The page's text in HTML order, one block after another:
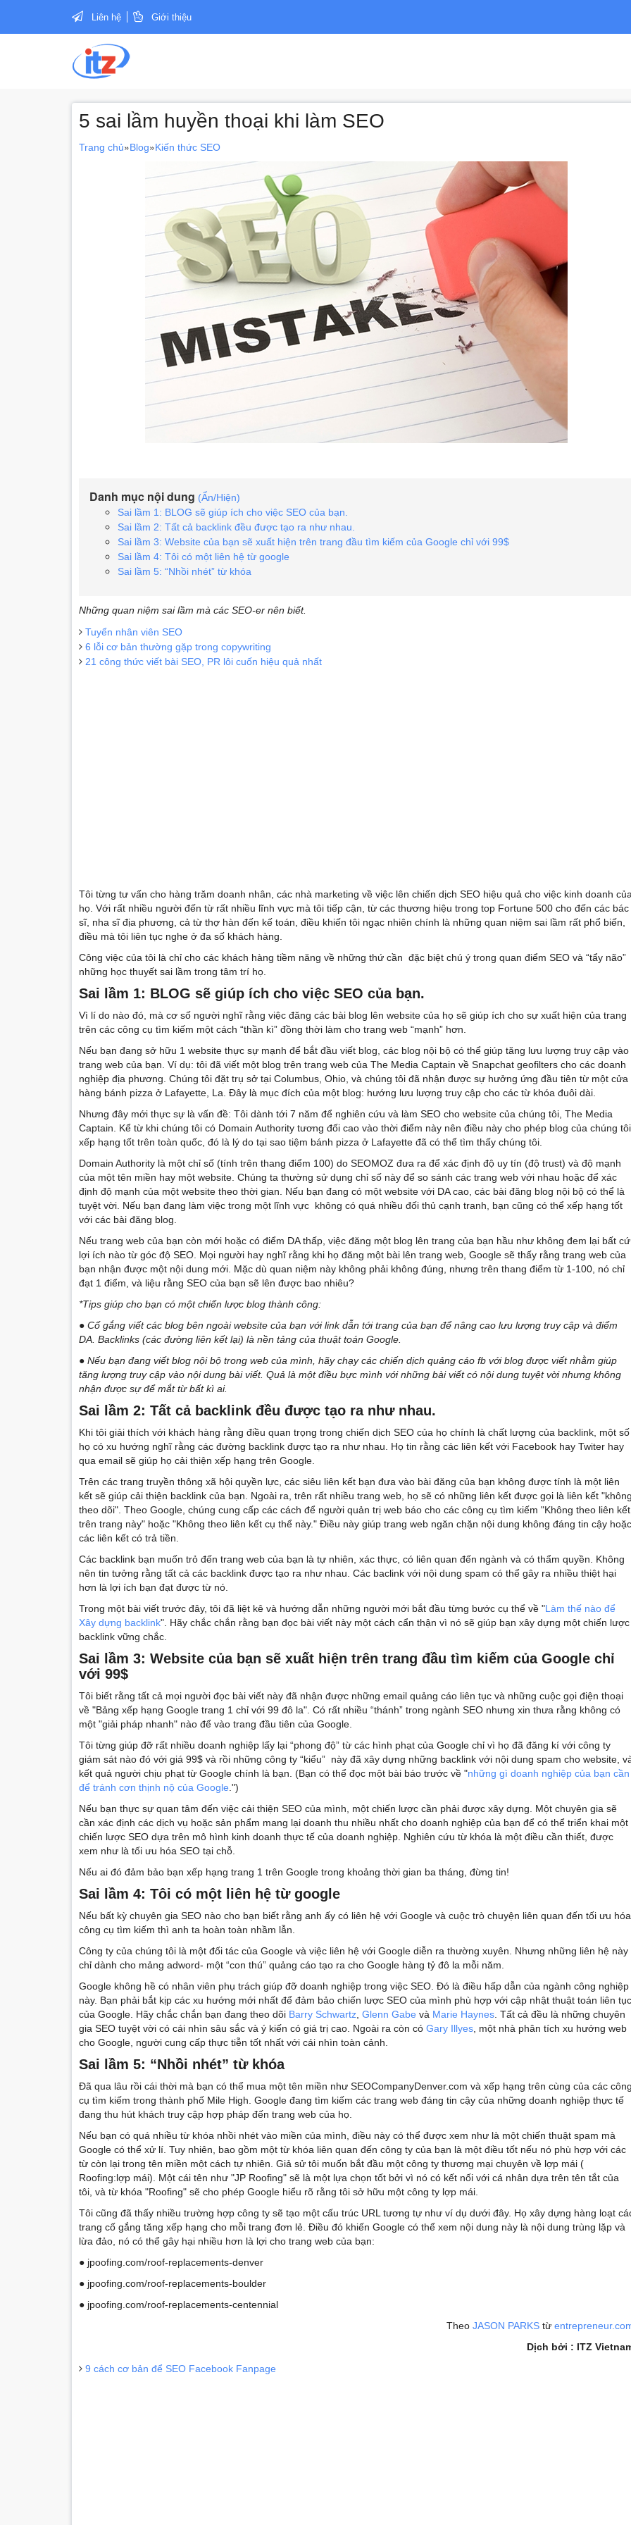
Liên hệ Giới thiệu
5 sai lầm huyền thoại khi làm SEO
Trang chủ»Blog»Kiến thức SEO
Danh mục nội dung (Ẩn/Hiện)
Sai lầm 1: BLOG sẽ giúp ích cho việc SEO của bạn.
Sai lầm 2: Tất cả backlink đều được tạo ra như nhau.
Sai lầm 3: Website của bạn sẽ xuất hiện trên trang đầu tìm kiếm của Google chỉ với 99$
Sai lầm 4: Tôi có một liên hệ từ google
Sai lầm 5: “Nhồi nhét” từ khóa
Những quan niệm sai lầm mà các SEO-er nên biết.
Tuyển nhân viên SEO
6 lỗi cơ bản thường gặp trong copywriting
21 công thức viết bài SEO, PR lôi cuốn hiệu quả nhất
Tôi từng tư vấn cho hàng trăm doanh nhân, các nhà marketing về việc lên chiến dịch SEO hiệu quả cho việc kinh doanh
họ. Với rất nhiều người đến từ rất nhiều lĩnh vực mà tôi tiếp cận, từ các thương hiệu trong top Fortune 500 cho đến các bác
sĩ, nha sĩ địa phương, cả từ thợ hàn đến kế toán, điều khiến tôi ngạc nhiên chính là những quan niệm sai lầm rất phổ biến,
điều mà tôi liên tục nghe ở đa số khách hàng.
Công việc của tôi là chỉ cho các khách hàng tiềm năng về những thứ cần đặc biệt chú ý trong quan điểm SEO và “tẩy não”
những học thuyết sai lầm trong tâm trí họ.
Sai lầm 1: BLOG sẽ giúp ích cho việc SEO của bạn.
Vì lí do nào đó, mà cơ số người nghĩ rằng việc đăng các bài blog lên website của họ sẽ giúp ích cho sự xuất hiện của trang
trên các công cụ tìm kiếm một cách “thần kì” đồng thời làm cho trang web “mạnh” hơn.
Nếu bạn đang sở hữu 1 website thực sự mạnh để bắt đầu viết blog, các blog nội bộ có thể giúp tăng lưu lượng truy cập vào
trang web của bạn. Ví dụ: tôi đã viết một blog trên trang web của The Media Captain về Snapchat geofilters cho các doanh
nghiệp địa phương. Chúng tôi đặt trụ sở tại Columbus, Ohio, và chúng tôi đã nhận được sự hưởng ứng đầu tiên từ một cửa
hàng bánh pizza ở Lafayette, La. Đây là mục đích của một blog: hướng lưu lượng truy cập cho các từ khóa đuôi dài.
Nhưng đây mới thực sự là vấn đề: Tôi dành tới 7 năm để nghiên cứu và làm SEO cho website của chúng tôi, The Media
Captain. Kể từ khi chúng tôi có Domain Authority tương đối cao vào thời điểm này nên điều này cho phép blog của chúng tôi
xếp hạng tốt trên toàn quốc, đó là lý do tại sao tiệm bánh pizza ở Lafayette đã có thể tìm thấy chúng tôi.
Domain Authority là một chỉ số (tính trên thang điểm 100) do SEOMOZ đưa ra để xác định độ uy tín (độ trust) và độ mạnh
của một tên miền hay một website. Chúng ta thường sử dụng chỉ số này để so sánh các trang web với nhau hoặc để xác
định độ mạnh của một website theo thời gian. Nếu bạn đang có một website với DA cao, các bài đăng blog nội bộ có thể là
tuyệt vời. Nếu bạn đang làm việc trong một lĩnh vực không có quá nhiều đối thủ cạnh tranh, bạn cũng có thể xếp hạng tốt
với các bài đăng blog.
Nếu trang web của bạn còn mới hoặc có điểm DA thấp, việc đăng một blog lên trang của bạn hầu như không đem lại bất cứ
lợi ích nào từ góc độ SEO. Mọi người hay nghĩ rằng khi họ đăng một bài lên trang web, Google sẽ thấy rằng trang web của
bạn nhận được một nội dung mới. Mặc dù quan niệm này không phải không đúng, nhưng trên thang điểm từ 1-100, nó chỉ
đạt 1 điểm, và liệu rằng SEO của bạn sẽ lên được bao nhiêu?
*Tips giúp cho bạn có một chiến lược blog thành công:
● Cố gắng viết các blog bên ngoài website của bạn với link dẫn tới trang của bạn để nâng cao lưu lượng truy cập và điểm
DA. Backlinks (các đường liên kết lại) là nền tảng của thuật toán Google.
● Nếu bạn đang viết blog nội bộ trong web của mình, hãy chạy các chiến dịch quảng cáo fb với blog được viết nhằm giúp
tăng lượng truy cập vào nội dung bài viết. Quả là một điều bực mình với những bài viết có nội dung tuyệt vời nhưng không
nhận được sự để mắt từ bất kì ai.
Sai lầm 2: Tất cả backlink đều được tạo ra như nhau.
Khi tôi giải thích với khách hàng rằng điều quan trọng trong chiến dịch SEO của họ chính là chất lượng của backlink, một số
họ có xu hướng nghĩ rằng các đường backlink được tạo ra như nhau. Họ tin rằng các liên kết với Facebook hay Twiter hay
qua email sẽ giúp họ cải thiện xếp hạng trên Google.
Trên các trang truyền thông xã hội quyền lực, các siêu liên kết bạn đưa vào bài đăng của bạn không được tính là một liên
kết sẽ giúp cải thiện backlink của bạn. Ngoài ra, trên rất nhiều trang web, họ sẽ có những liên kết được gọi là liên kết
theo dõi". Theo Google, chúng cung cấp các cách để người quản trị web báo cho các công cụ tìm kiếm "Không theo liên kết
trên trang này" hoặc "Không theo liên kết cụ thể này." Điều này giúp trang web ngăn chặn nội dung không đáng tin cậy hoặc
các liên kết có trả tiền.
Các backlink bạn muốn trỏ đến trang web của bạn là tự nhiên, xác thực, có liên quan đến ngành và có thẩm quyền. Không
nên tin tưởng rằng tất cả các backlink được tạo ra như nhau. Các baclink với nội dung spam có thể gây ra nhiều thiệt hại
hơn là lợi ích bạn đạt được từ nó.
Trong một bài viết trước đây, tôi đã liệt kê và hướng dẫn những người mới bắt đầu từng bước cụ thể về "Làm thế nào để
Xây dựng backlink". Hãy chắc chắn rằng bạn đọc bài viết này một cách cẩn thận vì nó sẽ giúp bạn xây dựng một chiến lược
backlink vững chắc.
Sai lầm 3: Website của bạn sẽ xuất hiện trên trang đầu tìm kiếm của Google chỉ
với 99$
Tôi biết rằng tất cả mọi người đọc bài viết này đã nhận được những email quảng cáo liên tục và những cuộc gọi điện thoại
về "Bảng xếp hạng Google trang 1 chỉ với 99 đô la". Có rất nhiều “thánh” trong ngành SEO nhưng xin thưa rằng không có
một "giải pháp nhanh" nào để vào trang đầu tiên của Google.
Tôi từng giúp đỡ rất nhiều doanh nghiệp lấy lại “phong độ” từ các hình phạt của Google chỉ vì họ đã đăng kí với công ty
giám sát nào đó với giá 99$ và rồi những công ty “kiểu” này đã xây dựng những backlink với nội dung spam cho website,
kết quả người chịu phạt từ Google chính là bạn. (Bạn có thể đọc một bài báo trước về "những gì doanh nghiệp của bạn cần
để tránh cơn thịnh nộ của Google .")
Nếu bạn thực sự quan tâm đến việc cải thiện SEO của mình, một chiến lược cần phải được xây dựng. Một chuyên gia sẽ
cần xác định các dịch vụ hoặc sản phẩm mang lại doanh thu nhiều nhất cho doanh nghiệp của bạn để có thể triển khai một
chiến lược SEO dựa trên mô hình kinh doanh thực tế của doanh nghiệp. Nghiên cứu từ khóa là một điều cần thiết, được
xem như là tối ưu hóa SEO tại chỗ.
Nếu ai đó đảm bảo bạn xếp hạng trang 1 trên Google trong khoảng thời gian ba tháng, đừng tin!
Sai lầm 4: Tôi có một liên hệ từ google
Nếu bất kỳ chuyên gia SEO nào cho bạn biết rằng anh ấy có liên hệ với Google và cuộc trò chuyện liên quan đến tối ưu hóa
công cụ tìm kiếm thì anh ta hoàn toàn nhầm lẫn.
Công ty của chúng tôi là một đối tác của Google và việc liên hệ với Google diễn ra thường xuyên. Nhưng những liên hệ này
chỉ dành cho mảng adword- một “con thú” quảng cáo tạo ra cho Google hàng tỷ đô la mỗi năm.
Google không hề có nhân viên phụ trách giúp đỡ doanh nghiệp trong việc SEO. Đó là điều hấp dẫn của ngành công nghiệp
này. Bạn phải bắt kịp các xu hướng mới nhất để đảm bảo chiến lược SEO của mình phù hợp với cập nhật thuật toán liên tục
của Google. Hãy chắc chắn bạn đang theo dõi Barry Schwartz Glenn Gabe và Marie Haynes . Tất cả đều là những chuyên
gia SEO tuyệt vời có cái nhìn sâu sắc và ý kiến có giá trị cao. Ngoài ra còn có Gary Illyes , một nhà phân tích xu hướng web
cho Google, người cung cấp thực tiễn tốt nhất với cái nhìn toàn cảnh.
Sai lầm 5: “Nhồi nhét” từ khóa
Đã qua lâu rồi cái thời mà bạn có thể mua một tên miền như SEOCompanyDenver.com và xếp hạng trên cùng của các
cụ tìm kiếm trong thành phố Mile High. Google đang tìm kiếm các trang web đáng tin cậy của những doanh nghiệp thực tế
đang thu hút khách truy cập hợp pháp đến trang web của họ.
Nếu bạn có quá nhiều từ khóa nhồi nhét vào miền của mình, điều này có thể được xem như là một chiến thuật spam mà
Google có thể xử lí. Tuy nhiên, bao gồm một từ khóa liên quan đến công ty của bạn là một điều tốt nếu nó phù hợp với các
từ còn lại trong tên miền một cách tự nhiên. Giả sử tôi muốn bắt đầu một công ty thương mại chuyên về lợp mái (
Roofing:lợp mái). Một cái tên như "JP Roofing" sẽ là một lựa chọn tốt bởi vì nó có kết nối với cá nhân dựa trên tên tắt của
tôi, và từ khóa "Roofing" sẽ cho phép Google hiểu rõ rằng tôi sở hữu một công ty lợp mái.
Tôi cũng đã thấy nhiều trường hợp công ty sẽ tạo một cấu trúc URL tương tự như ví dụ dưới đây. Họ xây dựng hàng loạt
trang cố gắng tăng xếp hạng cho mỗi trang đơn lẻ. Điều đó khiến Google có thể xem nội dung này là nội dung trùng lặp và
lừa đảo, nó có thể gây hại nhiều hơn là lợi cho trang web của bạn:
● jpoofing.com/roof-replacements-denver
● jpoofing.com/roof-replacements-boulder
● jpoofing.com/roof-replacements-centennial
TheoJASON PARKS từ
Dịch bởi : ITZ
9 cách cơ bản để SEO Facebook Fanpage